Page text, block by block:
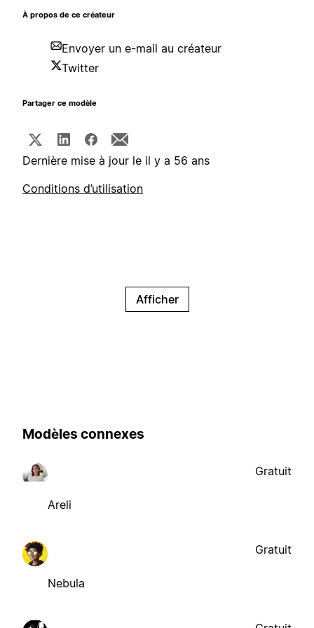
À propos de ce créateur
Envoyer un e-mail au créateur
Twitter
Partager ce modèle
Dernière mise à jour le il y a 56 ans
Conditions d’utilisation
Afficher
Modèles connexes
Areli
Gratuit
Nebula
Gratuit